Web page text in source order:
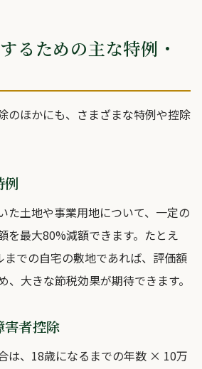
るための主な特例・
のほかにも、さまざまな特例や控除
例
た土地や事業用地について、一定の
を最大80%減額できます。たとえ
での自宅の敷地であれば、評価額
、大きな節税効果が期待できます。
害者控除
は、18歳になるまでの年数 × 10万